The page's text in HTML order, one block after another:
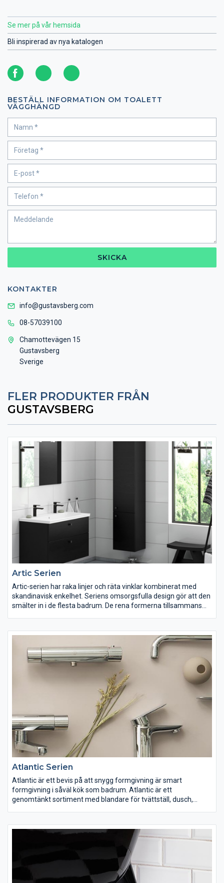
Se mer på vår hemsida
Bli inspirerad av nya katalogen
BESTÄLL INFORMATION OM TOALETT
VÄGGHÄNGD
SKICKA
KONTAKTER
info@gustavsberg.com
08-57039100
Chamottevägen 15
Gustavsberg
Sverige
FLER PRODUKTER FRÅN
GUSTAVSBERG
Artic Serien
Artic-serien har raka linjer och räta vinklar kombinerat med
skandinavisk enkelhet. Seriens omsorgsfulla design gör att den
smälter in i de flesta badrum. De rena formerna tillsammans
Atlantic Serien
Atlantic är ett bevis på att snygg formgivning är smart
formgivning i såväl kök som badrum. Atlantic är ett
genomtänkt sortiment med blandare för tvättställ, dusch,
Alla modeller finns i två olika utföranden, för att möta de högt